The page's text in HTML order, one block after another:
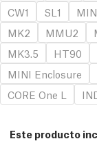
CW1
SL1
MK2
MMU2
MK3.5
HT90
MINI Enclosure
CORE One L
Este producto